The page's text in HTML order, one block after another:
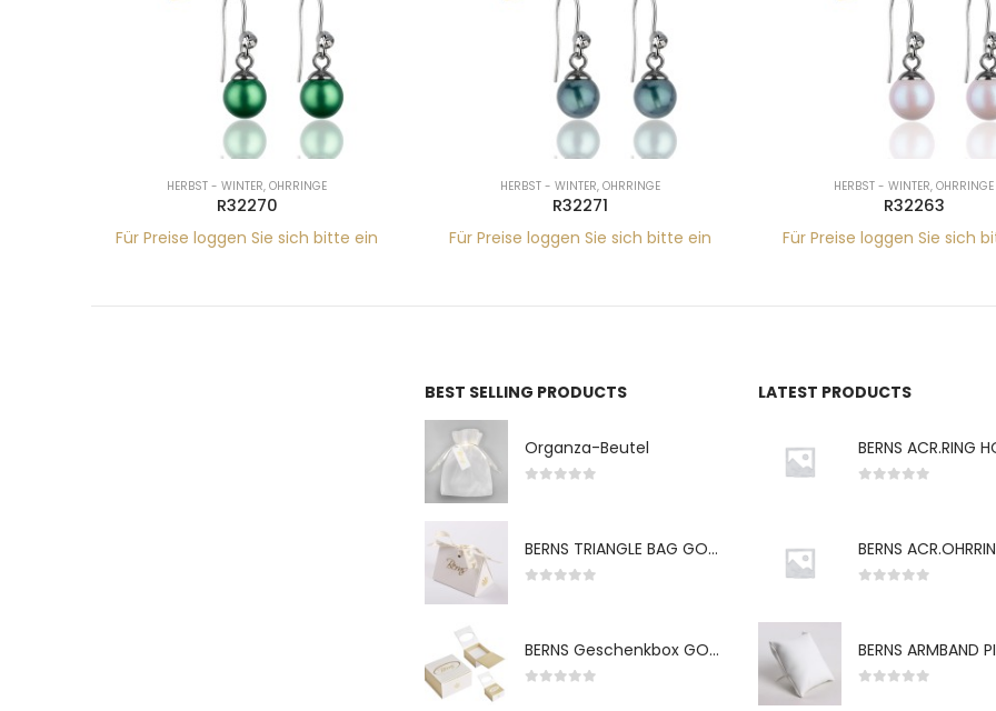
HERBST - WINTER, OHRRINGE
R32270
Für Preise loggen Sie sich bitte ein
HERBST - WINTER, OHRRINGE
R32271
Für Preise loggen Sie sich bitte ein
HERBST - WINTER, OHRRINGE
R32263
Für Preise loggen Sie sich
BEST SELLING PRODUCTS
Organza-Beutel
BERNS TRIANGLE BAG GO-WH "S" 7*5CM
BERNS Geschenkbox GO-WH 65*65*38MM FOR SMALL SETS
LATEST PRODUCTS